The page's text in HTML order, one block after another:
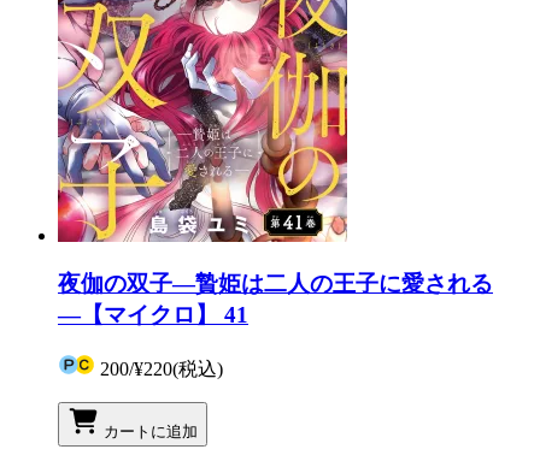
夜伽の双子―贄姫は二人の王子に愛される
―【マイクロ】 41
200/¥220(税込)
カートに追加